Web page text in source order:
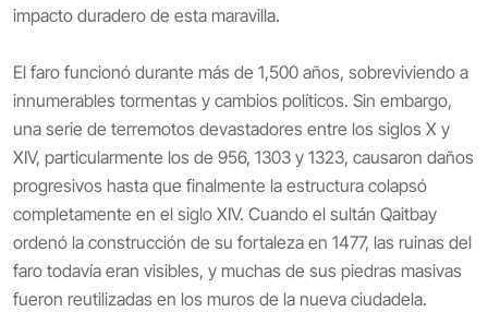
impacto duradero de esta maravilla.
El faro funcionó durante más de 1,500 años, sobreviviendo a
innumerables tormentas y cambios políticos. Sin embargo,
una serie de terremotos devastadores entre los siglos X y
XIV, particularmente los de 956, 1303 y 1323, causaron daños
progresivos hasta que finalmente la estructura colapsó
completamente en el siglo XIV. Cuando el sultán Qaitbay
ordenó la construcción de su fortaleza en 1477, las ruinas del
faro todavía eran visibles, y muchas de sus piedras masivas
fueron reutilizadas en los muros de la nueva ciudadela.